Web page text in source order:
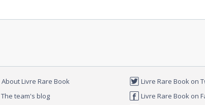
About Livre Rare Book
The team's blog
Livre Rare Book on
Livre Rare Book on